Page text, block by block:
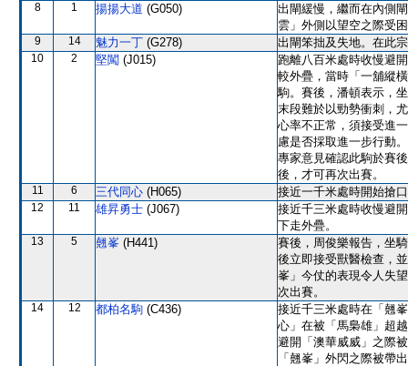
8 1 揚揚大道 (G050)
出閘緩慢，繼而在內側
雲」外側以望空之際受
9 14 魅力一丁 (G278) 出閘笨拙及失地。在此
10 2 堅闖 (J015)
跑離八百米處時收慢避
較外疊，當時「一舖縱
駒。賽後，潘頓表示，
末段難於以勁勢衝刺，
心率不正常，須接受進
慮是否採取進一步行動
專家意見確認此駒於賽
後，才可再次出賽。
11 6 三代同心 (H065) 接近一千米處時開始搶
12 11 雄昇勇士 (J067)
接近千三米處時收慢避
下走外疊。
13 5 翹峯 (H441)
賽後，周俊樂報告，坐
後立即接受獸醫檢查，
峯」今仗的表現令人失
次出賽。
14 12 都柏名駒 (C436)
接近千三米處時在「翹
心」在被「馬梟雄」超
避開「澳華威威」之際
「翹峯」外閃之際被帶